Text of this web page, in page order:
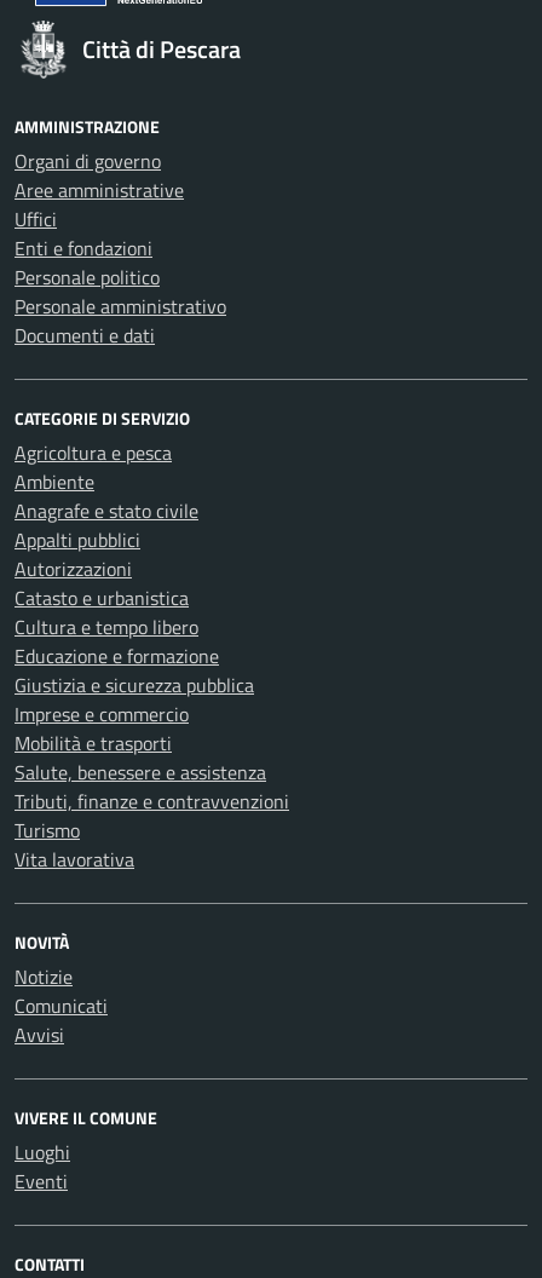
Città di Pescara
AMMINISTRAZIONE
Organi di governo
Aree amministrative
Uffici
Enti e fondazioni
Personale politico
Personale amministrativo
Documenti e dati
CATEGORIE DI SERVIZIO
Agricoltura e pesca
Ambiente
Anagrafe e stato civile
Appalti pubblici
Autorizzazioni
Catasto e urbanistica
Cultura e tempo libero
Educazione e formazione
Giustizia e sicurezza pubblica
Imprese e commercio
Mobilità e trasporti
Salute, benessere e assistenza
Tributi, finanze e contravvenzioni
Turismo
Vita lavorativa
NOVITÀ
Notizie
Comunicati
Avvisi
VIVERE IL COMUNE
Luoghi
Eventi
CONTATTI